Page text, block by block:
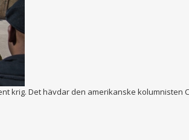
krig. Det hävdar den amerikanske kolumnisten